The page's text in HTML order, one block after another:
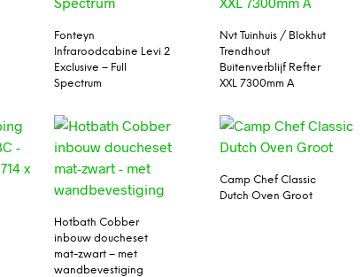
Fonteyn
Infraroodcabine Levi 2
Exclusive – Full
Spectrum
Nvt Tuinhuis / Blokhut
Trendhout
Buitenverblijf Refter
XXL 7300mm A
Hotbath Cobber
inbouw doucheset
mat-zwart – met
wandbevestiging
Camp Chef Classic
Dutch Oven Groot